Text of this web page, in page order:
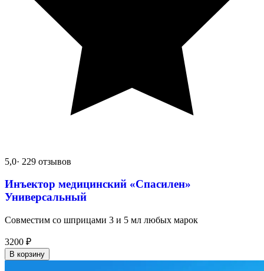
5,0· 229 отзывов
Инъектор медицинский «Спасилен»
Универсальный
Совместим со шприцами 3 и 5 мл любых марок
3200 ₽
В корзину